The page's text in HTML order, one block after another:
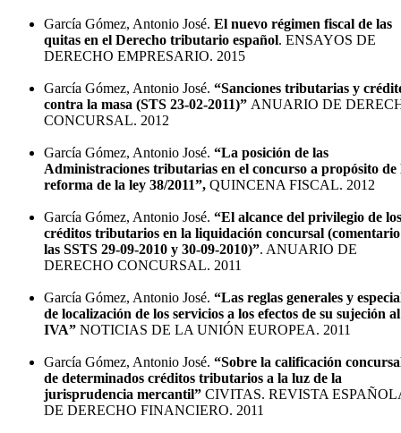
García Gómez, Antonio José. El nuevo régimen fiscal de las
quitas en el Derecho tributario español. ENSAYOS DE
DERECHO EMPRESARIO. 2015
García Gómez, Antonio José. “Sanciones tributarias y
contra la masa (STS 23-02-2011)” ANUARIO DE
CONCURSAL. 2012
García Gómez, Antonio José. “La posición de las
Administraciones tributarias en el concurso a propósito de
reforma de la ley 38/2011”, QUINCENA FISCAL. 2012
García Gómez, Antonio José. “El alcance del privilegio de los
créditos tributarios en la liquidación concursal
las SSTS 29-09-2010 y 30-09-2010)”. ANUARIO DE
DERECHO CONCURSAL. 2011
García Gómez, Antonio José. “Las reglas generales y
de localización de los servicios a los efectos de su sujeción al
IVA” NOTICIAS DE LA UNIÓN EUROPEA. 2011
García Gómez, Antonio José. “Sobre la calificación
de determinados créditos tributarios a la luz de la
jurisprudencia mercantil” CIVITAS. REVISTA
DE DERECHO FINANCIERO. 2011